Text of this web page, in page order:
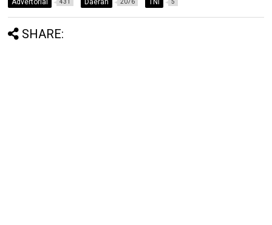
Advertorial 431 Daerah 2076 TNI 5
SHARE: